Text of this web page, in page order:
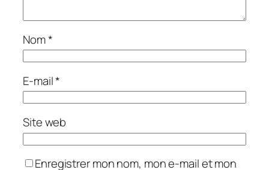
Nom*
E-mail*
Site web
Enregistrer mon nom, mon e-mail et mon